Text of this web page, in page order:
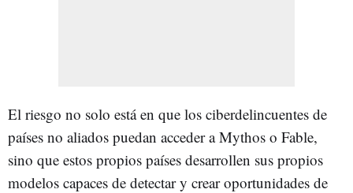
El riesgo no solo está en que los ciberdelincuentes de
países no aliados puedan acceder a Mythos o Fable,
sino que estos propios países desarrollen sus propios
modelos capaces de detectar y crear oportunidades de